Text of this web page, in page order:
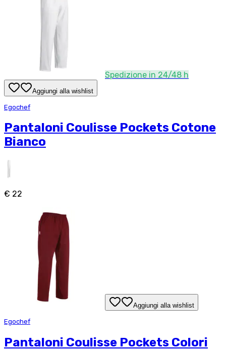
Spedizione in 24/48 h
Aggiungi alla wishlist
Egochef
Pantaloni Coulisse Pockets Cotone
Bianco
€ 22
Aggiungi alla wishlist
Egochef
Pantaloni Coulisse Pockets Colori